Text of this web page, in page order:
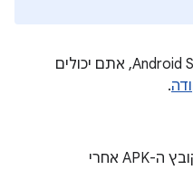
.
מספק תובנות לגבי ההרכב של קובץ ה-APK אחרי